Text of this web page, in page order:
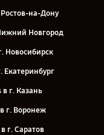
на-Дону
Новгород
Новосибирск
Екатеринбург
в г. Казань
г. Воронеж
г. Саратов